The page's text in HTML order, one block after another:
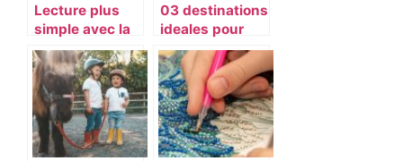
Lecture plus
simple avec la
liseuse
03 destinations
ideales pour
profiter du
soleil en
septembre